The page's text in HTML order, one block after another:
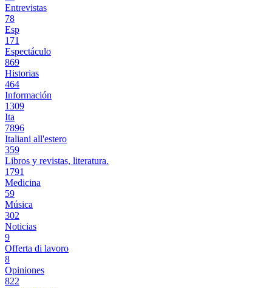
Entrevistas
78
Esp
171
Espectáculo
869
Historias
464
Información
1309
Ita
7896
Italiani all'estero
359
Libros y revistas, literatura.
1791
Medicina
59
Música
302
Noticias
9
Offerta di lavoro
8
Opiniones
822